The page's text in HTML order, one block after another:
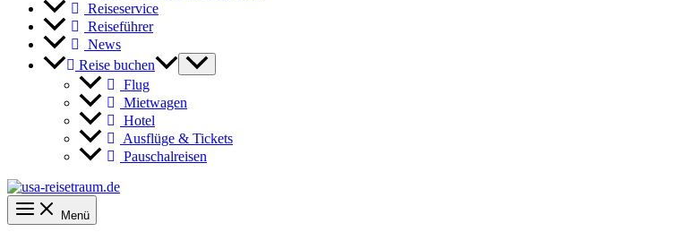
Reiseservice
Reiseführer
News
Reise buchen
Flug
Mietwagen
Hotel
Ausflüge & Tickets
Pauschalreisen
Menü